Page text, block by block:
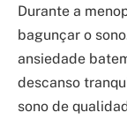
Durante a
bagunçar o
ansiedade
descanso
sono de